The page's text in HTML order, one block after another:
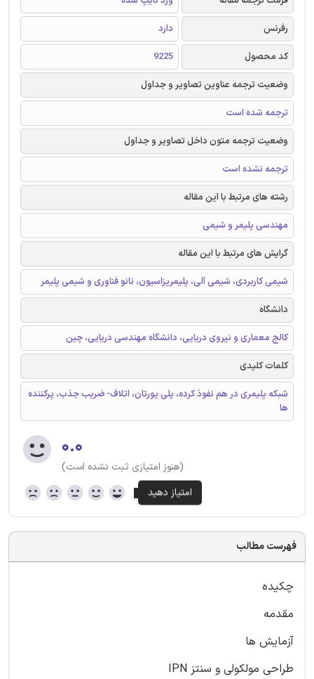
رفرنس
دارد
کد محصول
9225
وضعیت ترجمه عناوین تصاویر و جداول
ترجمه شده است
وضعیت ترجمه متون داخل تصاویر و جداول
ترجمه نشده است
رشته های مرتبط با این مقاله
مهندسی پلیمر و شیمی
گرایش های مرتبط با این مقاله
شیمی کاربردی، شیمی آلی، پلیمریزاسیون، نانو فناوری و شیمی پلیمر
دانشگاه
کالج معماری و نیروی دریایی، دانشگاه مهندسی دریایی، چین
کلمات کلیدی
شبکه پلیمری در هم نفوذ کرده، پلی یورتان، اتلاف- ضریب جذب، پرکننده
ها
۰.۰
(هنوز امتیازی ثبت نشده است)
فهرست مطالب
چکیده
مقدمه
آزمایش ها
طراحی مولکولی و سنتز IPN